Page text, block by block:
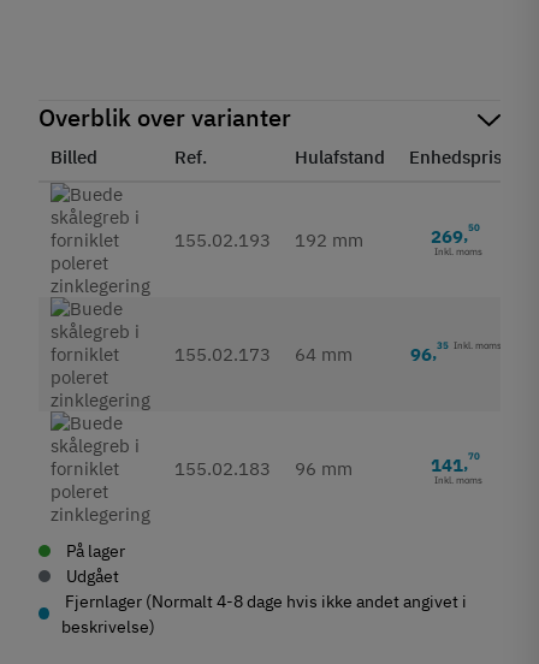
Overblik over varianter
Billed Ref. Hulafstand Enhedspris
155.02.193 192 mm 269,50
Inkl. moms
155.02.173 64 mm 96,35 Inkl. moms
155.02.183 96 mm 141,70
Inkl. moms
På lager
Udgået
Fjernlager (Normalt 4-8 dage hvis ikke andet angivet i
beskrivelse)